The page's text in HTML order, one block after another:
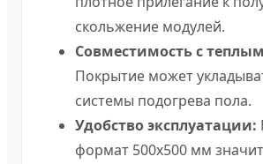
скольжение модулей.
Совместимость с
Покрытие может
системы подогрева пола.
Удобство эксплуатации:
формат 500х500 мм